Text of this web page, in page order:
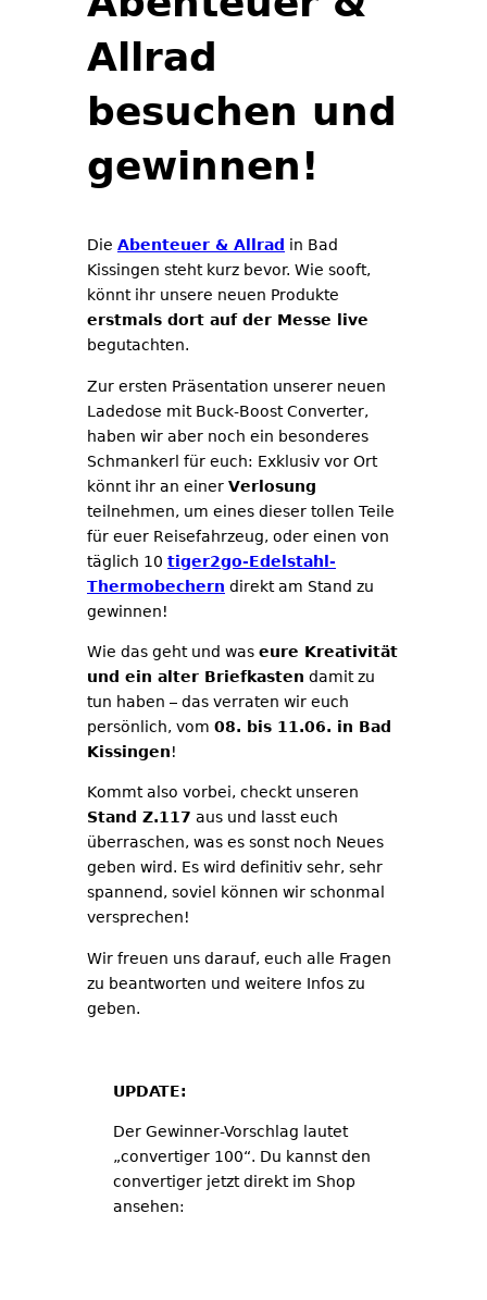
Allrad
besuchen und
gewinnen!
Die Abenteuer & Allrad in Bad
Kissingen steht kurz bevor. Wie sooft,
könnt ihr unsere neuen Produkte
erstmals dort auf der Messe live
begutachten.
Zur ersten Präsentation unserer neuen
Ladedose mit Buck-Boost Converter,
haben wir aber noch ein besonderes
Schmankerl für euch: Exklusiv vor Ort
könnt ihr an einer Verlosung
teilnehmen, um eines dieser tollen Teile
für euer Reisefahrzeug, oder einen von
täglich 10 tiger2go-Edelstahl-
Thermobechern direkt am Stand zu
gewinnen!
Wie das geht und was eure Kreativität
und ein alter Briefkasten damit zu
tun haben – das verraten wir euch
persönlich, vom 08. bis 11.06. in Bad
Kissingen!
Kommt also vorbei, checkt unseren
Stand Z.117 aus und lasst euch
überraschen, was es sonst noch Neues
geben wird. Es wird definitiv sehr, sehr
spannend, soviel können wir schonmal
versprechen!
Wir freuen uns darauf, euch alle Fragen
zu beantworten und weitere Infos zu
geben.
UPDATE:
Der Gewinner-Vorschlag lautet
„convertiger 100“. Du kannst den
convertiger jetzt direkt im Shop
ansehen: